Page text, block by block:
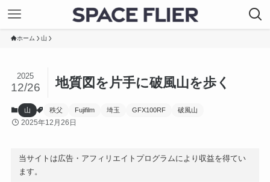
ホーム 山
地質図を片手に破風山を歩く
2025
12/26
山 秩父 Fujifilm 埼玉 GFX100RF 破風山
2025年12月26日
当サイトは広告・アフィリエイトプログラムにより収益を得てい
ます。